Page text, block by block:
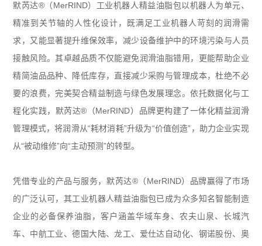
默芮达®（MerRIND）工业机器人精益油脂包以机器人为单元、
精准到关节轴的人性化设计，既满足工业机器人苛刻的润滑需
求，又能显著提升维保效率，减少设备维护中的环境污染与人员
接触风险。其卓越品质不仅能避免润滑油脂错用，更能帮助企业
精简油品品种、降低库存，直接减少采购与管理成本，杜绝不必
要的浪费，完美契合精益制造与绿色发展理念。依托数据化与工
程化实践，默芮达® （MerRIND）品牌更构建了一体化精益润滑
管理模式，将润滑从“耗材消耗”升级为“价值创造”，助力企业实现
从“被动维修”向“主动预测”的转型。
凭借专业的产品与服务，默芮达®（MerRIND）品牌赢得了市场
的广泛认可，其工业机器人精益油脂包已成为众多知名智能制造
企业的必备保养油脂，客户涵盖华域车身、农夫山泉、长城汽
车、中航工业、德国大陆、龙工、爱仕达自动化、钢诺股份、奥